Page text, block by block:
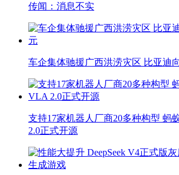
传闻：消息不实
车企集体驰援广西洪涝灾区 比亚迪
支持17家机器人厂商20多种构型 蚂
2.0正式开源